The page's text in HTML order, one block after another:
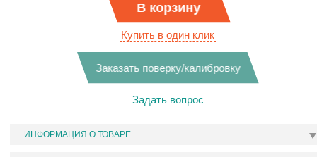
В корзину
Купить в один клик
Заказать поверку/калибровку
Задать вопрос
ИНФОРМАЦИЯ О ТОВАРЕ